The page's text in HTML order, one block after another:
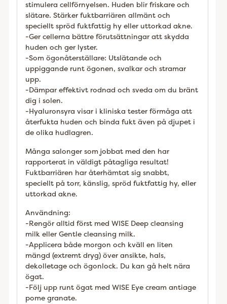
stimulera cellförnyelsen. Huden blir friskare och
slätare. Stärker fuktbarriären allmänt och
speciellt spröd fuktfattig hy eller uttorkad akne.
-Ger cellerna bättre förutsättningar att skydda
huden och ger lyster.
-Som ögonåterställare: Utslätande och
uppiggande runt ögonen, svalkar och stramar
upp.
-Dämpar effektivt rodnad och sveda om du bränt
dig i solen.
-Hyaluronsyra visar i kliniska tester förmåga att
återfukta huden och binda fukt även på djupet i
de olika hudlagren.
Många salonger som jobbat med den har
rapporterat in väldigt påtagliga resultat!
Fuktbarriären har återhämtat sig snabbt,
speciellt på torr, känslig, spröd fuktfattig hy, eller
uttorkad akne.
Användning:
-Rengör alltid först med WISE Deep cleansing
milk eller Gentle cleansing milk.
-Applicera både morgon och kväll en liten
mängd (extremt dryg) över ansikte, hals,
dekolletage och ögonlock. Du kan gå helt nära
ögat.
-Följ upp runt ögat med WISE Eye cream antiage
pome granate.